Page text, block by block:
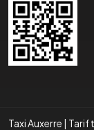
Taxi Auxerre | Tarif